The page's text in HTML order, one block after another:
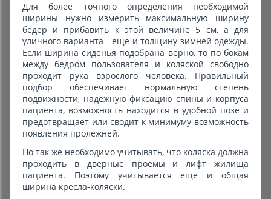
Для более точного определения необходимой
ширины нужно измерить максимальную ширину
бедер и прибавить к этой величине 5 см, а для
уличного варианта - еще и толщину зимней одежды.
Если ширина сиденья подобрана верно, то по бокам
между бедром пользователя и коляской свободно
проходит рука взрослого человека. Правильный
подбор обеспечивает нормальную степень
подвижности, надежную фиксацию спины и корпуса
пациента, возможность находится в удобной позе и
предотвращает или сводит к минимуму возможность
появления пролежней.
Но так же необходимо учитывать, что коляска должна
проходить в дверные проемы и лифт жилища
пациента. Поэтому учитывается еще и общая
ширина кресла-коляски.